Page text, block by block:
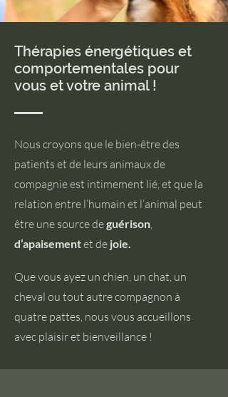
Thérapies énergétiques et
comportementales pour
vous et votre animal !
Nous croyons que le bien-être des
patients et de leurs animaux de
compagnie est intimement lié, et que la
relation entre l’humain et l’animal peut
être une source deguérison,
d’apaisementet de joie.
Que vous ayez un chien, un chat, un
cheval ou tout autre compagnon à
quatre pattes, nous vous accueillons
avec plaisir et bienveillance !